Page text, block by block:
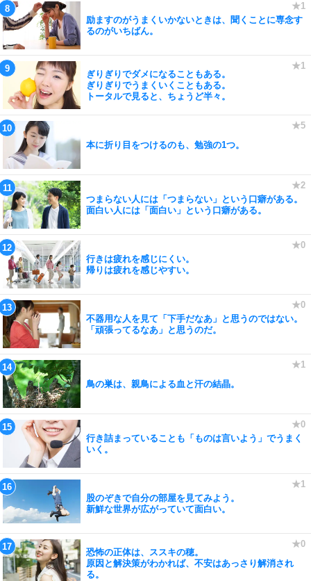
励ますのがうまくいかないときは、聞くことに専念す
るのがいちばん。
ぎりぎりでダメになることもある。
ぎりぎりでうまくいくこともある。
トータルで見ると、ちょうど半々。
本に折り目をつけるのも、勉強の1つ。
つまらない人には「つまらない」という口癖がある。
面白い人には「面白い」という口癖がある。
行きは疲れを感じにくい。
帰りは疲れを感じやすい。
不器用な人を見て「下手だなあ」と思うのではない。
「頑張ってるなあ」と思うのだ。
鳥の巣は、親鳥による血と汗の結晶。
行き詰まっていることも「ものは言いよう」でうまく
いく。
股のぞきで自分の部屋を見てみよう。
新鮮な世界が広がっていて面白い。
恐怖の正体は、ススキの穂。
原因と解決策がわかれば、不安はあっさり解消され
る。